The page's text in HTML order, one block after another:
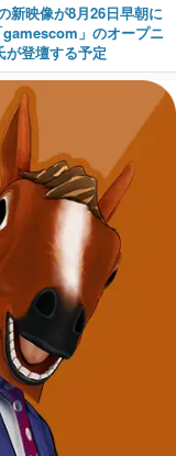
新映像が8月26日早朝に
」のオープニ
が登壇する予定